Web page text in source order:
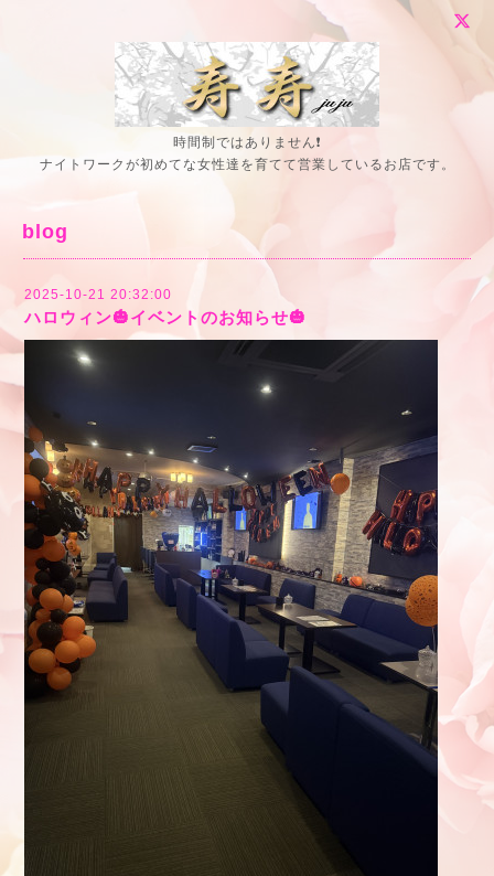
時間制ではありません❗
ナイトワークが初めてな女性達を育てて営業しているお店です。
blog
2025-10-21 20:32:00
ハロウィン🎃イベントのお知らせ🎃